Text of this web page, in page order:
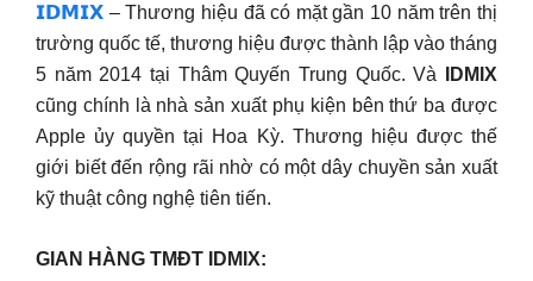
𝗜𝗗𝗠𝗜𝗫 – Thương hiệu đã có mặt gần 10 năm trên thị
trường quốc tế, thương hiệu được thành lập vào tháng
5 năm 2014 tại Thâm Quyến Trung Quốc. Và
IDMIX
cũng chính là nhà sản xuất phụ kiện bên thứ ba được
Apple ủy quyền tại Hoa Kỳ. Thương hiệu được thế
giới biết đến rộng rãi nhờ có một dây chuyền sản xuất
kỹ thuật công nghệ tiên tiến.
GIAN HÀNG TMĐT IDMIX: